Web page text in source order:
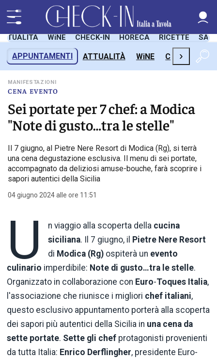
WiNE CHECK-IN HORECA RICETTE
APPUNTAMENTI ATTUALITÀ WiNE CHECK-IN
›
CENA EVENTO
MANIFESTAZIONI
Sei portate per 7 chef: a Modica
"Note di gusto…tra le stelle"
Il 7 giugno, al Pietre Nere Resort di Modica (Rg), si terrà
una cena degustazione esclusiva. Il menu di sei portate,
accompagnato da deliziosi amuse-bouche, farà scoprire i
sapori autentici della Sicilia
04 giugno 2024 alle ore 11:51
U n viaggio alla scoperta della cucina
siciliana. Il 7 giugno, il Pietre Nere Resort
di Modica (Rg) ospiterà un evento
culinario imperdibile: Note di gusto…tra le stelle.
Organizzato in collaborazione con Euro-Toques Italia,
l'associazione che riunisce i migliori chef italiani,
questo esclusivo appuntamento porterà alla scoperta
dei sapori più autentici della Sicilia in una cena da
sette portate. Sette gli chef protagonisti provenienti
da tutta Italia: Enrico Derflingher, presidente Euro-